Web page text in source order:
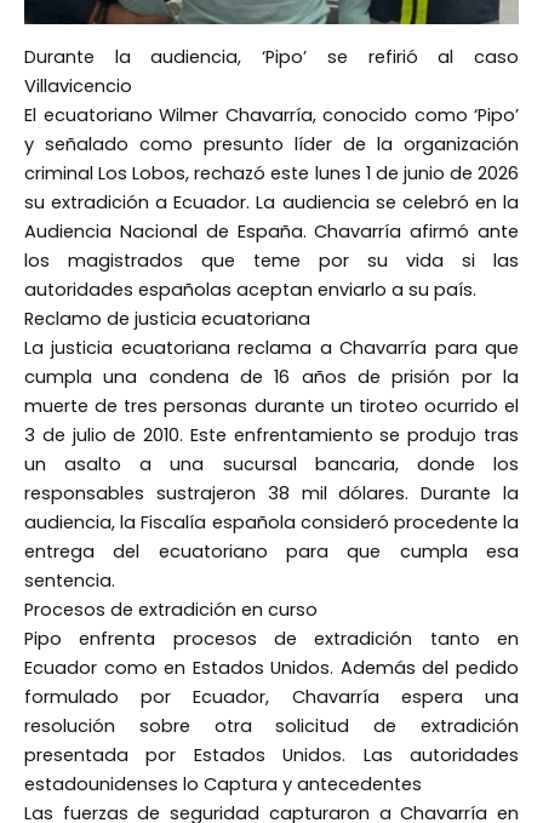
Durante la audiencia, ‘Pipo’ se refirió al caso
Villavicencio
El ecuatoriano Wilmer Chavarría, conocido como ‘Pipo’
y señalado como presunto líder de la organización
criminal Los Lobos, rechazó este lunes 1 de junio de 2026
su extradición a Ecuador. La audiencia se celebró en la
Audiencia Nacional de España. Chavarría afirmó ante
los magistrados que teme por su vida si las
autoridades españolas aceptan enviarlo a su país.
Reclamo de justicia ecuatoriana
La justicia ecuatoriana reclama a Chavarría para que
cumpla una condena de 16 años de prisión por la
muerte de tres personas durante un tiroteo ocurrido el
3 de julio de 2010. Este enfrentamiento se produjo tras
un asalto a una sucursal bancaria, donde los
responsables sustrajeron 38 mil dólares. Durante la
audiencia, la Fiscalía española consideró procedente la
entrega del ecuatoriano para que cumpla esa
sentencia.
Procesos de extradición en curso
Pipo enfrenta procesos de extradición tanto en
Ecuador como en Estados Unidos. Además del pedido
formulado por Ecuador, Chavarría espera una
resolución sobre otra solicitud de extradición
presentada por Estados Unidos. Las autoridades
estadounidenses lo Captura y antecedentes
Las fuerzas de seguridad capturaron a Chavarría en